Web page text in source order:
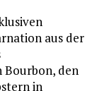
aus der
Bourbon, den
in